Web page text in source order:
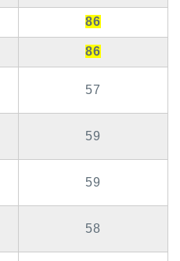
86
86
57
59
59
58